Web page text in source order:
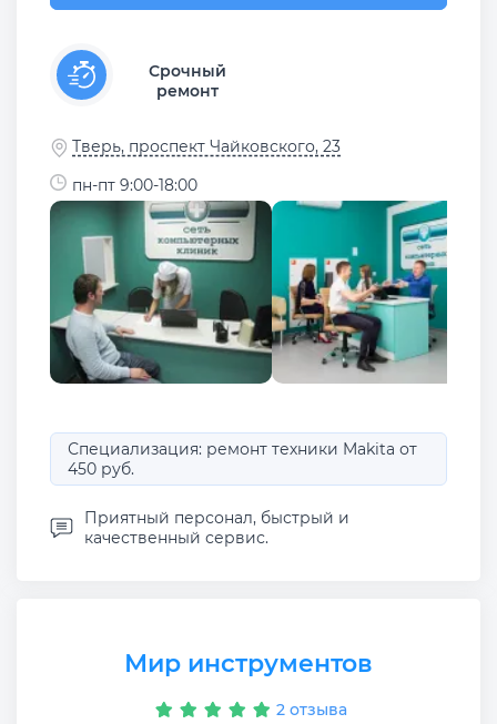
Срочный
ремонт
Тверь, проспект Чайковского, 23
пн-пт 9:00-18:00
Специализация: ремонт техники Makita от
450 руб.
Приятный персонал, быстрый и
качественный сервис.
Мир инструментов
2 отзыва